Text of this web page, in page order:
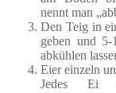
nennt man
Den Teig in
geben und 5-
abkühlen
Eier einzeln
Jedes Ei